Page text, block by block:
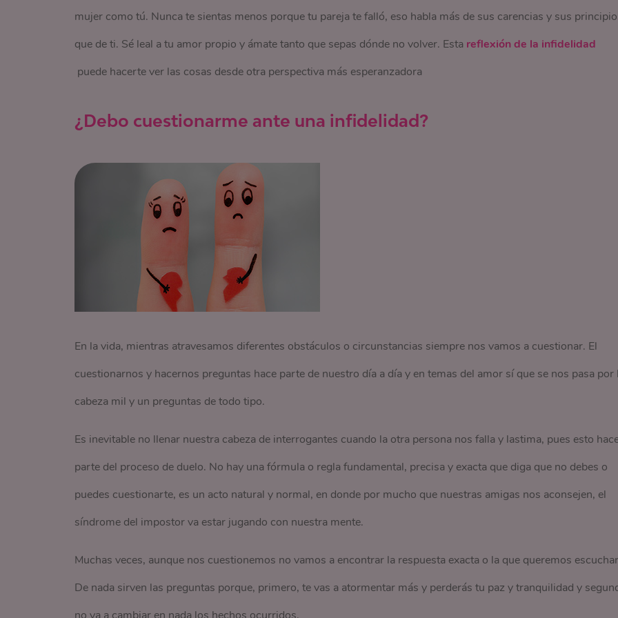
mujer como tú. Nunca te sientas menos porque tu pareja te falló, eso habla más de sus carencias y sus
que de ti. Sé leal a tu amor propio y ámate tanto que sepas dónde no volver. Esta reflexión de la infidelidad
puede hacerte ver las cosas desde otra perspectiva más esperanzadora
¿Debo cuestionarme ante una infidelidad?
En la vida, mientras atravesamos diferentes obstáculos o circunstancias siempre nos vamos a cuestionar. El
cuestionarnos y hacernos preguntas hace parte de nuestro día a día y en temas del amor sí que se nos pasa por
cabeza mil y un preguntas de todo tipo.
Es inevitable no llenar nuestra cabeza de interrogantes cuando la otra persona nos falla y lastima, pues esto
parte del proceso de duelo. No hay una fórmula o regla fundamental, precisa y exacta que diga que no debes o
puedes cuestionarte, es un acto natural y normal, en donde por mucho que nuestras amigas nos aconsejen, el
síndrome del impostor va estar jugando con nuestra mente.
Muchas veces, aunque nos cuestionemos no vamos a encontrar la respuesta exacta o la que queremos
De nada sirven las preguntas porque, primero, te vas a atormentar más y perderás tu paz y tranquilidad y